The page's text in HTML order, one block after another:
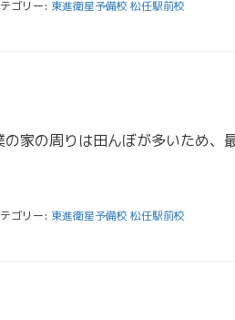
ゴリー: 東進衛星予備校 松任駅前校
ゴリー: 東進衛星予備校 松任駅前校